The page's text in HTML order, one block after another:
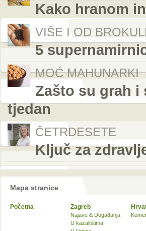
Kako hranom
VIŠE I OD
5
MOĆ MAHUNARKI
Zašto su grah i
tjedan
ČETRDESETE
Ključ za
Mapa stranice
Početna Zagreb
Najave & Događanja
U kazalištima